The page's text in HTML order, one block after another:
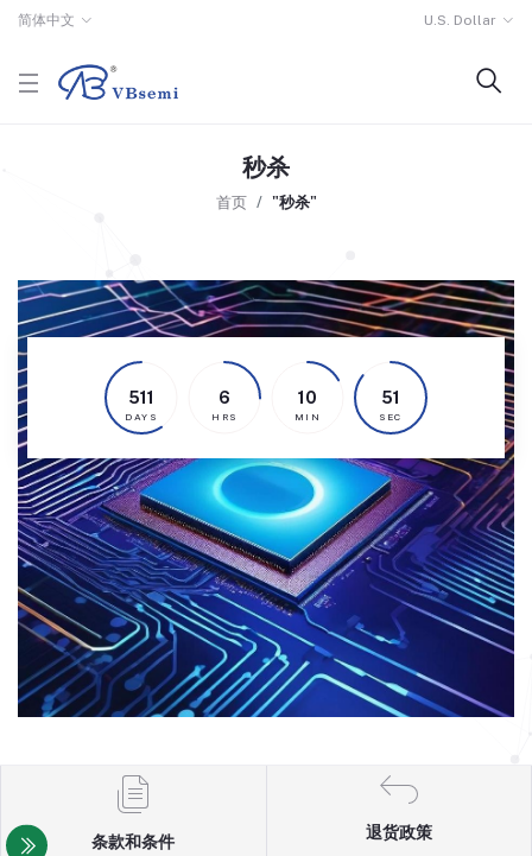
简体中文 U.S. Dollar
秒杀
首页 "秒杀"
511
DAYS
6
HRS
10
MIN
51
SEC
条款和条件
退货政策